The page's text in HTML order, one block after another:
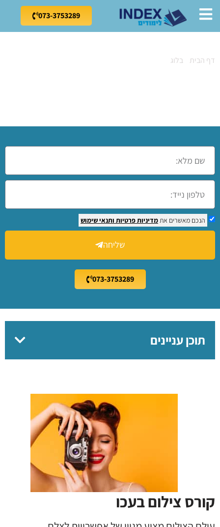
073-3753289
דף הבית בלוג
הנכם מאשרים אתמדיניות פרטיות ותנאי שימוש
שליחה
073-3753289
תוכן עניינים
קורס צילום בעכו